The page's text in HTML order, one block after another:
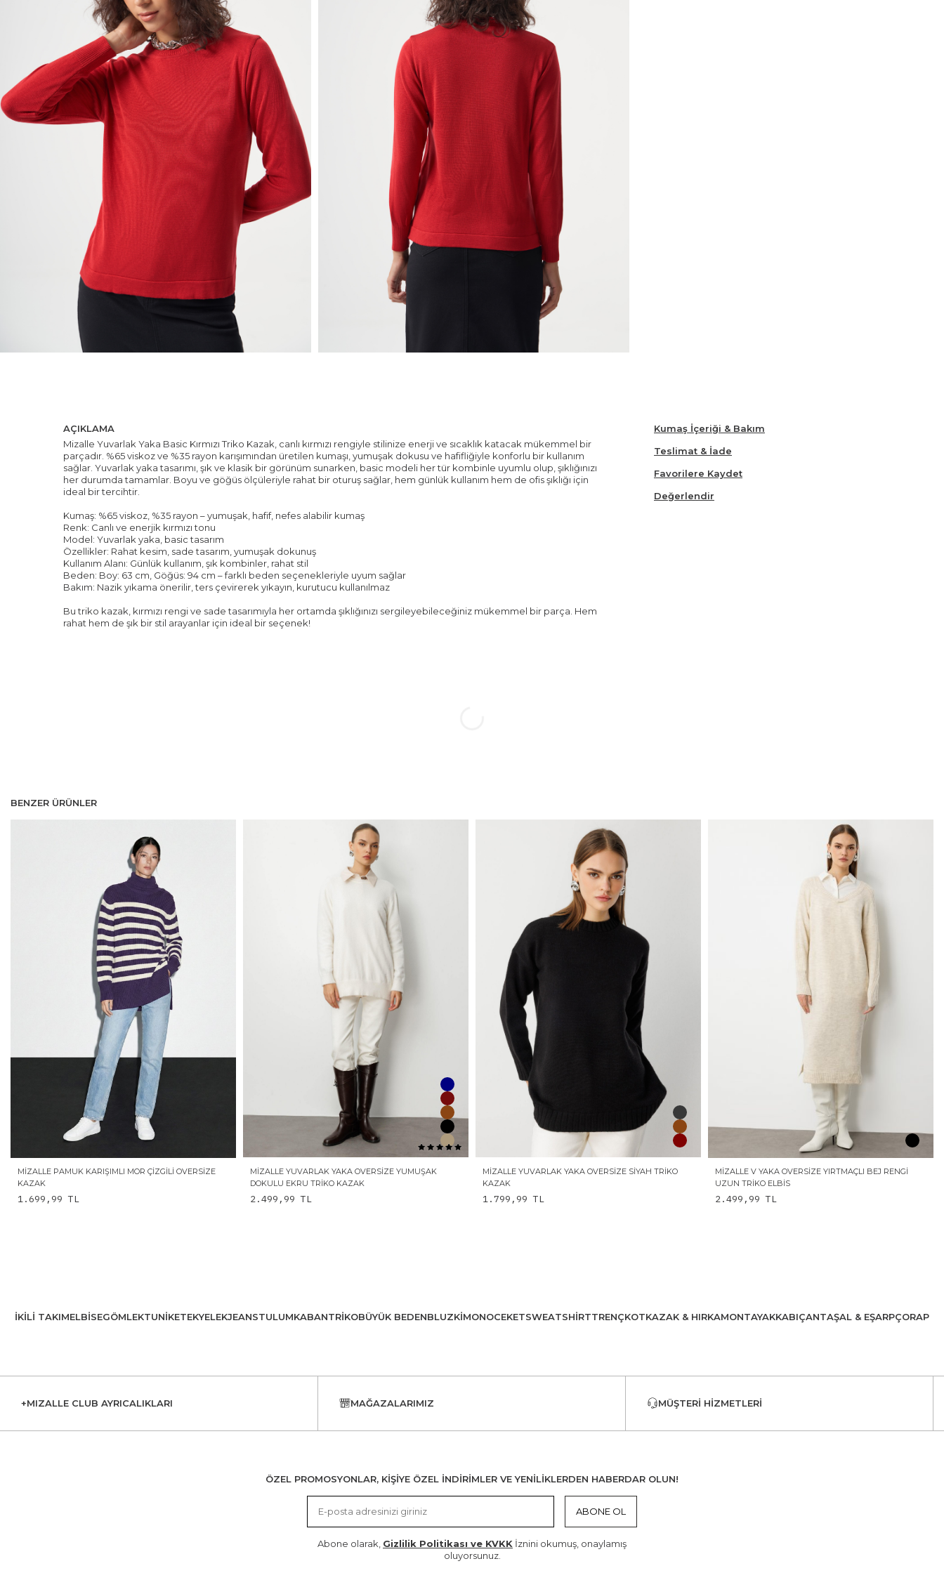
AÇIKLAMA
Mizalle Yuvarlak Yaka Basic Kırmızı Triko Kazak, canlı kırmızı rengiyle stilinize enerji ve sıcaklık katacak mükemmel bir
parçadır. %65 viskoz ve %35 rayon karışımından üretilen kumaşı, yumuşak dokusu ve hafifliğiyle konforlu bir kullanım
sağlar. Yuvarlak yaka tasarımı, şık ve klasik bir görünüm sunarken, basic modeli her tür kombinle uyumlu olup, şıklığınızı
her durumda tamamlar. Boyu ve göğüs ölçüleriyle rahat bir oturuş sağlar, hem günlük kullanım hem de ofis şıklığı için
ideal bir tercihtir.
Kumaş: %65 viskoz, %35 rayon – yumuşak, hafif, nefes alabilir kumaş
Renk: Canlı ve enerjik kırmızı tonu
Model: Yuvarlak yaka, basic tasarım
Özellikler: Rahat kesim, sade tasarım, yumuşak dokunuş
Kullanım Alanı: Günlük kullanım, şık kombinler, rahat stil
Beden: Boy: 63 cm, Göğüs: 94 cm – farklı beden seçenekleriyle uyum sağlar
Bakım: Nazik yıkama önerilir, ters çevirerek yıkayın, kurutucu kullanılmaz
Bu triko kazak, kırmızı rengi ve sade tasarımıyla her ortamda şıklığınızı sergileyebileceğiniz mükemmel bir parça. Hem
rahat hem de şık bir stil arayanlar için ideal bir seçenek!
Kumaş İçeriği & Bakım
Teslimat & İade
Favorilere Kaydet
Değerlendir
BENZER ÜRÜNLER
MIZALLE PAMUK KARIŞIMLI MOR ÇIZGILI OVERSIZE
KAZAK
1.699,99 TL
MIZALLE YUVARLAK YAKA OVERSIZE YUMUŞAK
DOKULU EKRU TRIKO KAZAK
2.499,99 TL
MIZALLE YUVARLAK YAKA OVERSIZE SIYAH TRIKO
KAZAK
1.799,99 TL
MIZALLE V YAKA OVERSIZE YIRTMAÇLI BEJ RENGI
UZUN TRIKO ELBIS
2.499,99 TL
İKILI TAKIMELBISEGÖMLEKTUNIKETEKYELEKJEANSTULUMKABANTRIKOBÜYÜK BEDENBLUZKIMONOCEKETSWEATSHIRTTRENÇKOTKAZAK & HIRKAMONTAYAKKABIÇANTAŞAL & EŞARPÇORAP
+MIZALLE CLUB AYRICALIKLARI MAĞAZALARIMIZ MÜŞTERI HIZMETLERI
ÖZEL PROMOSYONLAR, KİŞİYE ÖZEL İNDİRİMLER VE YENİLİKLERDEN HABERDAR OLUN!
ABONE OL
Abone olarak, Gizlilik Politikası ve KVKK İznini okumuş, onaylamış
oluyorsunuz.